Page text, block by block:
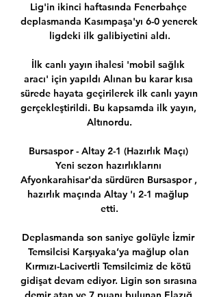
Lig'in ikinci haftasında Fenerbahçe
deplasmanda Kasımpaşa'yı 6-0 yenerek
ligdeki ilk galibiyetini aldı.
İlk canlı yayın ihalesi 'mobil sağlık
aracı' için yapıldı Alınan bu karar kısa
sürede hayata geçirilerek ilk canlı yayın
gerçekleştirildi. Bu kapsamda ilk yayın,
Altınordu.
Bursaspor - Altay 2-1 (Hazırlık Maçı)
Yeni sezon hazırlıklarını
Afyonkarahisar'da sürdüren Bursaspor ,
hazırlık maçında Altay 'ı 2-1 mağlup
etti.
Deplasmanda son saniye golüyle İzmir
Temsilcisi Karşıyaka’ya mağlup olan
Kırmızı-Lacivertli Temsilcimiz de kötü
gidişat devam ediyor. Ligin son sırasına